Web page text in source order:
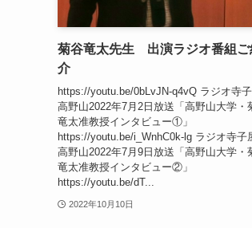
菊谷竜太先生 出演ラジオ番組ご
介
https://youtu.be/0bLvJN-q4vQ ラジオ寺子
高野山2022年7月2日放送「高野山大学・
竜太准教授インタビュー①」
https://youtu.be/i_WnhC0k-lg ラジオ寺子
高野山2022年7月9日放送「高野山大学・
竜太准教授インタビュー②」
https://youtu.be/dT...
2022年10月10日